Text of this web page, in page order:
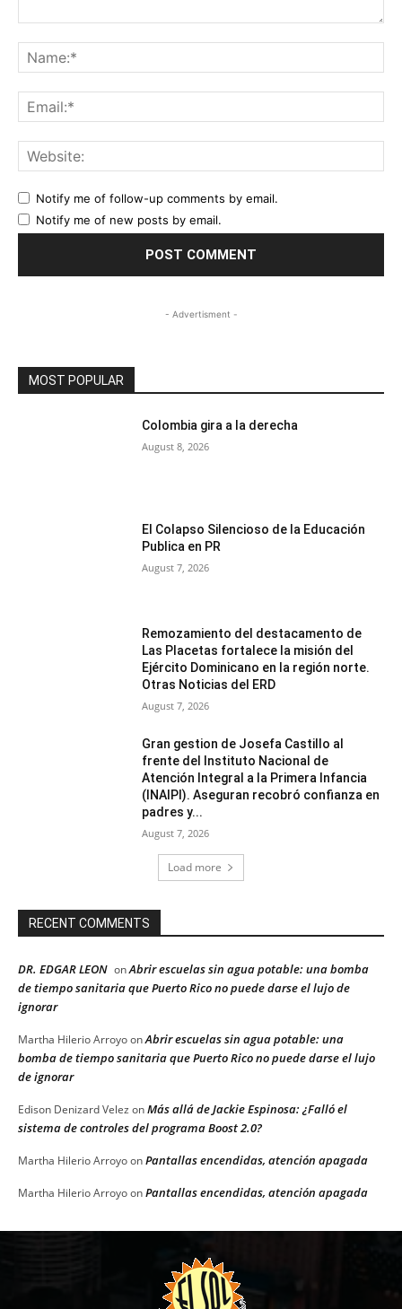
Notify me of follow-up comments by email.
Notify me of new posts by email.
- Advertisment -
MOST POPULAR
Colombia gira a la derecha
August 8, 2026
El Colapso Silencioso de la Educación
Publica en PR
August 7, 2026
Remozamiento del destacamento de
Las Placetas fortalece la misión del
Ejército Dominicano en la región norte.
Otras Noticias del ERD
August 7, 2026
Gran gestion de Josefa Castillo al
frente del Instituto Nacional de
Atención Integral a la Primera Infancia
(INAIPI). Aseguran recobró confianza en
padres y...
August 7, 2026
Load more
RECENT COMMENTS
DR. EDGAR LEON onAbrir escuelas sin agua potable: una bomba
de tiempo sanitaria que Puerto Rico no puede darse el lujo de
ignorar
Martha Hilerio ArroyoonAbrir escuelas sin agua potable: una
bomba de tiempo sanitaria que Puerto Rico no puede darse el lujo
de ignorar
Edison Denizard Velez onMás allá de Jackie Espinosa: ¿Falló el
sistema de controles del programa Boost 2.0?
Martha Hilerio ArroyoonPantallas encendidas, atención apagada
Martha Hilerio ArroyoonPantallas encendidas, atención apagada